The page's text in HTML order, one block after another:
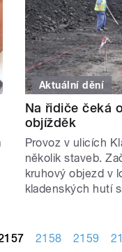
Aktuální dění
Na řidiče čeká
objížděk
Provoz v ulicích
několik staveb.
kruhový objezd v
kladenských hutí
2158 2159